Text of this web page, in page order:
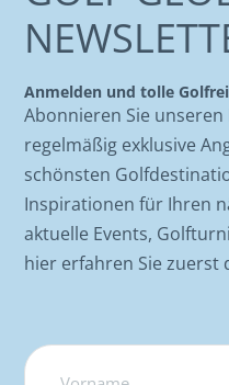
Anmelden und tolle
Abonnieren Sie
regelmäßig exklusive
schönsten
Inspirationen für Ihren
aktuelle Events,
hier erfahren Sie zuerst
Name